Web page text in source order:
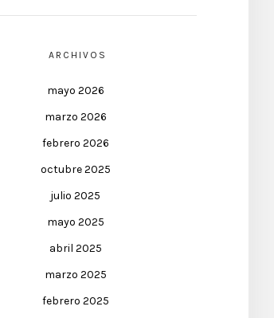
ARCHIVOS
mayo 2026
marzo 2026
febrero 2026
octubre 2025
julio 2025
mayo 2025
abril 2025
marzo 2025
febrero 2025